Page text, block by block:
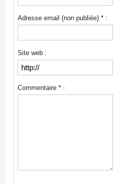
Adresse email (non publiée) * :
Site web :
Commentaire * :